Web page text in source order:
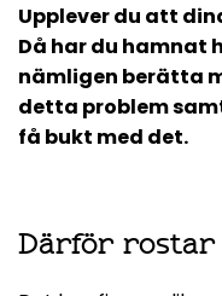
Upplever du att
Då har du hamnat
nämligen berätta
detta problem
få bukt med det.
Därför